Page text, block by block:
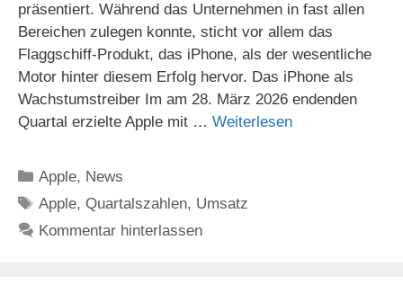
präsentiert. Während das Unternehmen in fast allen
Bereichen zulegen konnte, sticht vor allem das
Flaggschiff-Produkt, das iPhone, als der wesentliche
Motor hinter diesem Erfolg hervor. Das iPhone als
Wachstumstreiber Im am 28. März 2026 endenden
Quartal erzielte Apple mit … Weiterlesen
Kategorien
Apple, News
Schlagwörter
Apple,Quartalszahlen, Umsatz
Kommentar hinterlassen